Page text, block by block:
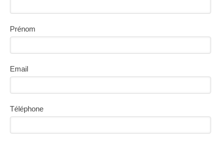
Prénom
Email
Téléphone